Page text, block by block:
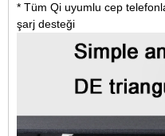
* Tüm Qi uyumlu cep
şarj desteği